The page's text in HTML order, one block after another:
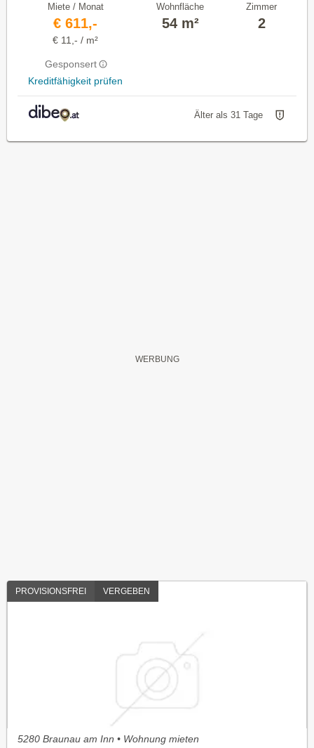
Miete / Monat
€ 611,-
€ 11,- / m²
Gesponsert
Kreditfähigkeit prüfen
Wohnfläche
54 m²
Zimmer
2
Älter als 31 Tage
PROVISIONSFREI VERGEBEN
5280 Braunau am Inn • Wohnung mieten